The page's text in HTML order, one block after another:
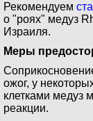
Рекомендуем
о "роях" медуз
Израиля.
Меры
ожог, у
клетками медуз
реакции.